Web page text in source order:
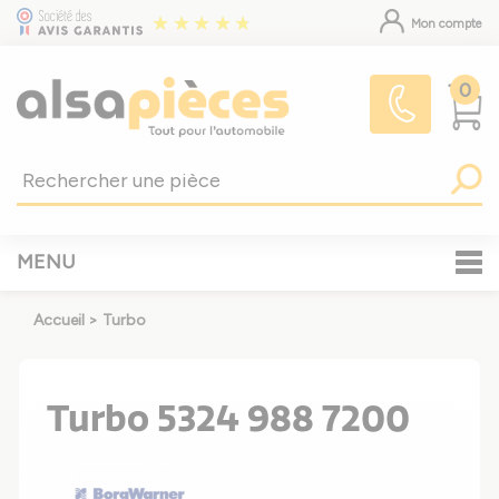
Mon compte
0
MENU
Accueil > Turbo
Turbo 5324 988 7200